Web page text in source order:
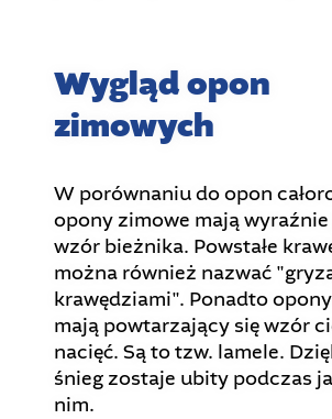
Wygląd opon
zimowych
W porównaniu do opon
opony zimowe mają wyraźnie
wzór bieżnika. Powstałe
można również nazwać
krawędziami". Ponadto
mają powtarzający się wzór
nacięć. Są to tzw. lamele.
śnieg zostaje ubity podczas
nim.